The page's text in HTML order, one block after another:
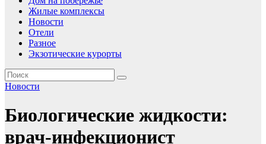
Жилые комплексы
Новости
Отели
Разное
Экзотические курорты
Новости
Биологические жидкости:
врач-инфекционист